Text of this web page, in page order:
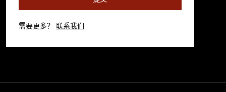
需要更多？ 联系我们